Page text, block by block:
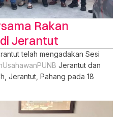
Rakan
Jerantut
telah mengadakan Sesi
Jerantut dan
Jerantut, Pahang pada 18